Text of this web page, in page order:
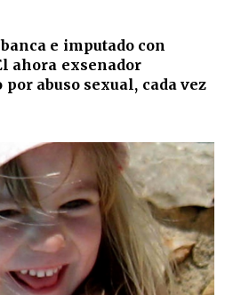
e imputado con
ahora exsenador
abuso sexual, cada vez